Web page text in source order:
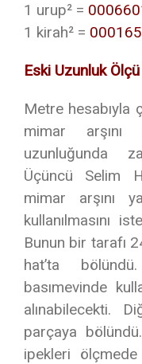
1 urup² =
1 kirah² =
Eski Uzunluk
Metre hesabıyla
mimar arşını
uzunluğunda
Üçüncü Selim
mimar arşını
kullanılmasını
Bunun bir tarafı
hat’ta
basımevinde
alınabilecekti.
parçaya bölündü.
ipekleri ölçmede